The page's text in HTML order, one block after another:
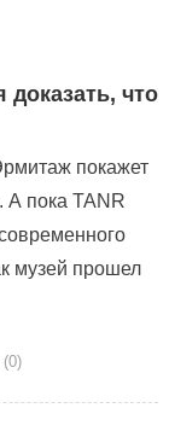
что
покажет
А пока TANR
музей прошел